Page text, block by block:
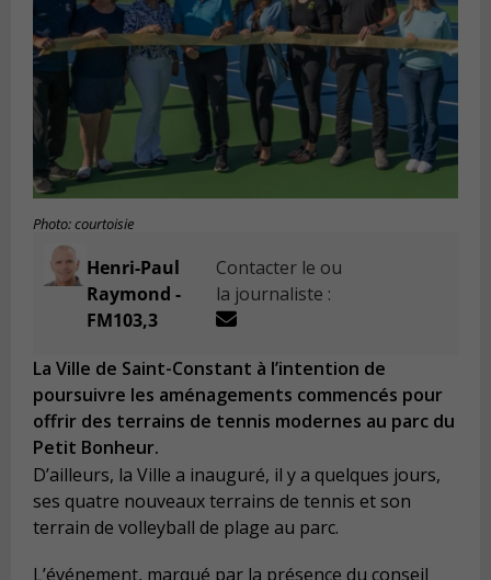
Photo: courtoisie
Henri-Paul
Raymond -
FM103,3
Contacter le ou
la journaliste :
La Ville de Saint-Constant à l’intention de
poursuivre les aménagements commencés pour
offrir des terrains de tennis modernes au parc du
Petit Bonheur.
D’ailleurs, la Ville a inauguré, il y a quelques jours,
ses quatre nouveaux terrains de tennis et son
terrain de volleyball de plage au parc.
L’événement, marqué par la présence du conseil